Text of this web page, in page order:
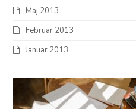
Maj 2013
Februar 2013
Januar 2013